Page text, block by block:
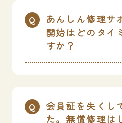
あんしん修理サ
開始はどのタイ
すか？
会員証を失くし
た。無償修理は